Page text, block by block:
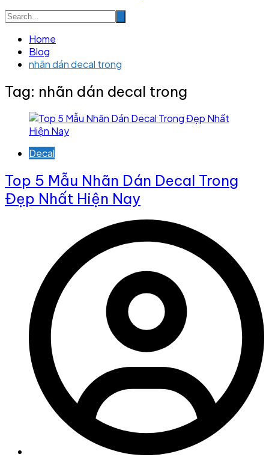
Home
Blog
nhãn dán decal trong
Tag: nhãn dán decal trong
Decal
Top 5 Mẫu Nhãn Dán Decal Trong
Đẹp Nhất Hiện Nay